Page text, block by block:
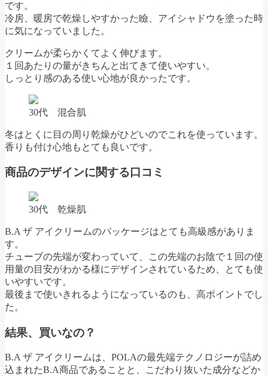
です。
冷房、暖房で乾燥しやすかった瞼、アイシャドウを塗った時
に気になっていました。
クリームが柔らかくてよく伸びます。
１回あたりの量がきちんと出てきて使いやすい。
しっとり感のある使い心地が良かったです。
30代 混合肌
冬はとくに目の周り乾燥がひどいのでこれを使っています。
香りも付け心地もとても良いです。
商品のデザインに関する口コミ
30代 乾燥肌
B.A ザ アイクリームのパッケージはとても高級感がありま
す。
チューブの先端が変わっていて、この先端のお陰で１回の使
用量の目安がわかる様にデザインされているため、とても使
いやすいです。
最後まで使いきれるようになっているのも、高ポイントでし
た。
結果、買いなの？
B.A ザ アイクリームは、POLAの最先端テクノロジーが詰め
込まれたB.A商品であることと、こだわり抜いた成分などか